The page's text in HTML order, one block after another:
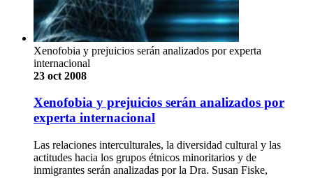
Xenofobia y prejuicios serán analizados por experta
internacional
23 oct 2008
Xenofobia y prejuicios serán analizados por
experta internacional
Las relaciones interculturales, la diversidad cultural y las
actitudes hacia los grupos étnicos minoritarios y de
inmigrantes serán analizadas por la Dra. Susan Fiske,